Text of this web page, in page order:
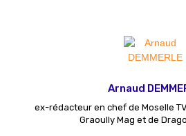
Arnaud
ex-rédacteur en chef de Moselle
Graoully Mag et de